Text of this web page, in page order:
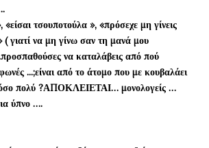
«είσαι τσουποτούλα », «πρόσεχε μη γίνεις
γιατί να μη γίνω σαν τη μανά μου
να καταλάβεις από πού
...;είναι από το άτομο που με κουβαλάει
πολύ ?ΑΠΟΚΛΕΙΕΤΑΙ… μονολογείς …
ύπνο ….